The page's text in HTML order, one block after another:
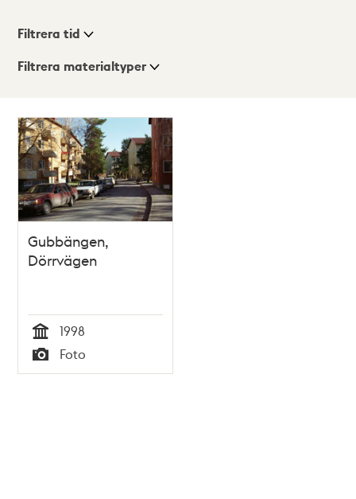
Visningsläge
Lista
Karta
Filtrera tid
Filtrera materialtyper
träffar
Gubbängen,
Dörrvägen
Tid
1998
Typ
Foto